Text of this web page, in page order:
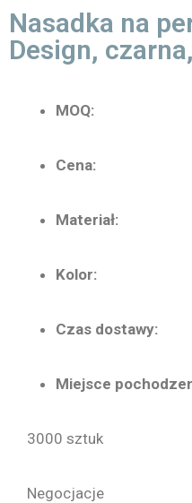
Nasadka na
Design,
MOQ:
Cena:
Materiał:
Kolor:
Czas dostawy:
Miejsce
3000 sztuk
Negocjacje